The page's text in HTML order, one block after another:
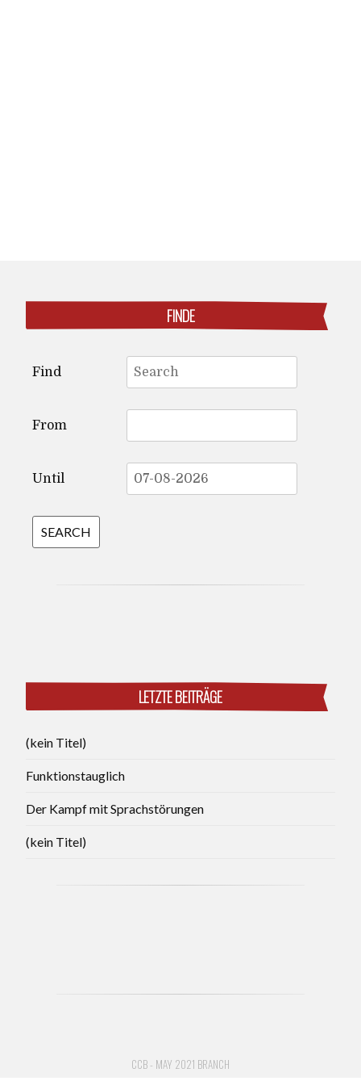
FINDE
for:
Find
From
Until
LETZTE BEITRÄGE
(kein Titel)
Funktionstauglich
Der Kampf mit Sprachstörungen
(kein Titel)
CCB - MAY 2021 BRANCH